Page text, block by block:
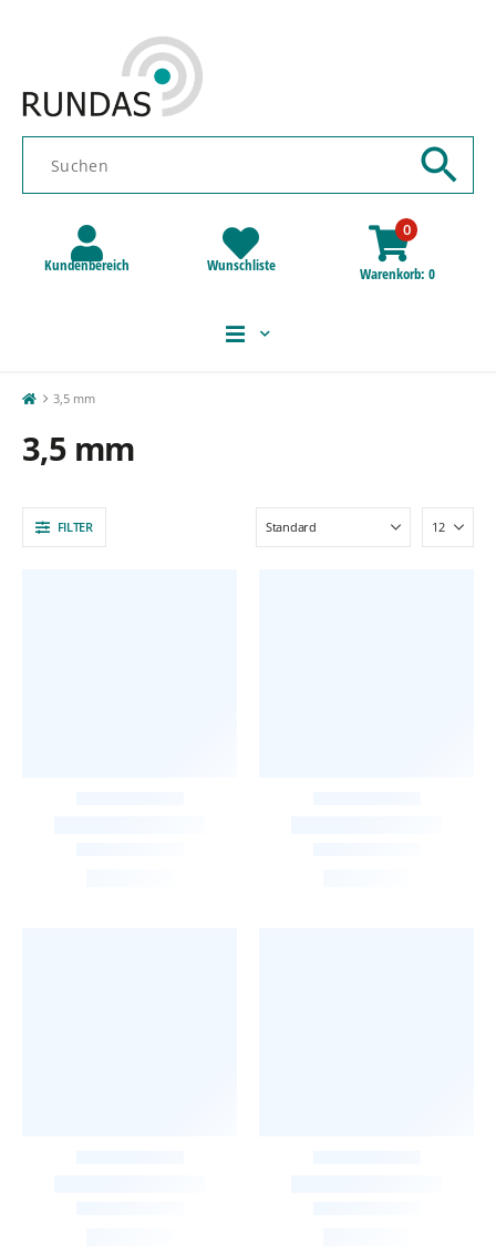
Kundenbereich Wunschliste
0
Warenkorb 0
3,5 mm
3,5 mm
FILTER